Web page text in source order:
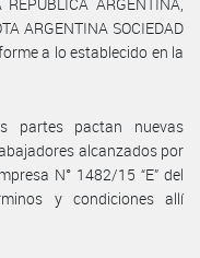
ARGENTINA SOCIEDAD
a lo establecido en la
partes pactan nuevas
alcanzados por
N° 1482/15 “E” del
y condiciones allí